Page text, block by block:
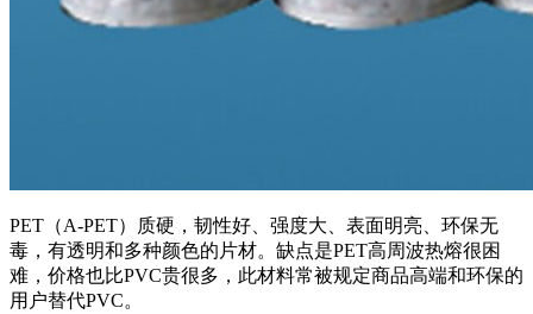
PET（A-PET）质硬，韧性好、强度大、表面明亮、环保无
毒，有透明和多种颜色的片材。缺点是PET高周波热熔很困
难，价格也比PVC贵很多，此材料常被规定商品高端和环保的
用户替代PVC。